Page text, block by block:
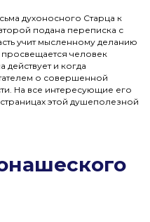
духоносного Старца к
подана переписка с
учит мысленному деланию
человек
действует и когда
о совершенной
На все интересующие его
этой душеполезной